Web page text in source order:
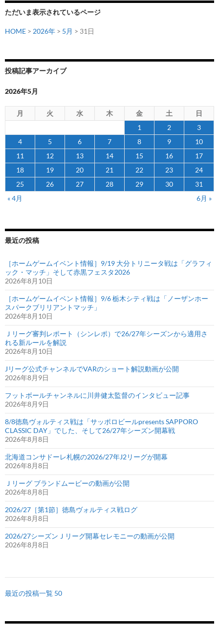
親
善
試
戦
レ
オ
選
ただいま表示されているページ
HOME > 2026年 > 5月 > 31日
投稿記事アーカイブ
2026年5月
月 火 水 木 金 土
日
1
2
3
4
5 6 7 8 9
10
11
12 13 14 15 16
17
18
19 20 21 22 23
24
25
26 27 28 29 30
31
« 4月
6月 »
最近の投稿
［ホームゲームイベント情報］9/19 大分トリニータ戦は「グラフィ
ック・マッチ」そして赤黒フェスタ2026
2026年8月10日
［ホームゲームイベント情報］9/6 栃木シティ戦は「ノーザンホー
スパークブリリアントマッチ」
2026年8月10日
Ｊリーグ審判レポート（シンレポ）で26/27年シーズンから適用さ
れる新ルールを解説
2026年8月10日
Jリーグ公式チャンネルでVARのショート解説動画が公開
2026年8月9日
フットボールチャンネルに川井健太監督のインタビュー記事
2026年8月9日
8/8徳島ヴォルティス戦は「サッポロビールpresents SAPPORO
CLASSIC DAY」でした、そして26/27年シーズン開幕戦
2026年8月8日
北海道コンサドーレ札幌の2026/27年J2リーグが開幕
2026年8月8日
Ｊリーグ ブランドムービーの動画が公開
2026年8月8日
2026/27［第1節］徳島ヴォルティス戦ログ
2026年8月8日
2026/27シーズンＪリーグ開幕セレモニーの動画が公開
2026年8月8日
最近の投稿一覧 50